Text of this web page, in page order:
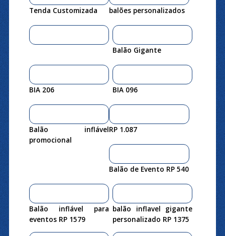
Tenda Customizada balões personalizados
Balão Gigante
BIA 206 BIA 096
Balão inflável
promocional
RP 1.087
Balão de Evento RP 540
Balão inflável para
eventos RP 1579
balão inflavel gigante
personalizado RP 1375